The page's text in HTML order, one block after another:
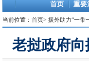
首页 重要
当前位置： 首页> 援外助力“一带
老挝政府